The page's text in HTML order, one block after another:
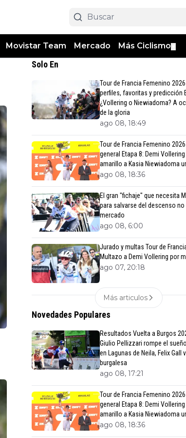
Movistar Team Mercado Más Ciclismo
Solo En
Tour de Francia Femenino
perfiles, favoritas y predicción
¿Vollering o Niewiadoma? A
de la gloria
ago 08, 18:49
Tour de Francia Femenino
general Etapa 8: Demi Vollering
amarillo a Kasia Niewiadoma
ago 08, 18:36
El gran "fichaje" que necesita
para salvarse del descenso no
mercado
ago 08, 6:00
Jurado y multas Tour de
Multazo a Demi Vollering por
ago 07, 20:18
Más articulos
Novedades Populares
Resultados Vuelta a Burgos
Giulio Pellizzari rompe el
en Lagunas de Neila, Felix Gall
burgalesa
ago 08, 17:21
Tour de Francia Femenino
general Etapa 8: Demi Vollering
amarillo a Kasia Niewiadoma
ago 08, 18:36